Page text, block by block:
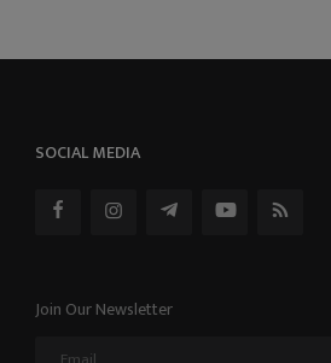
SOCIAL MEDIA
Join Our Newsletter